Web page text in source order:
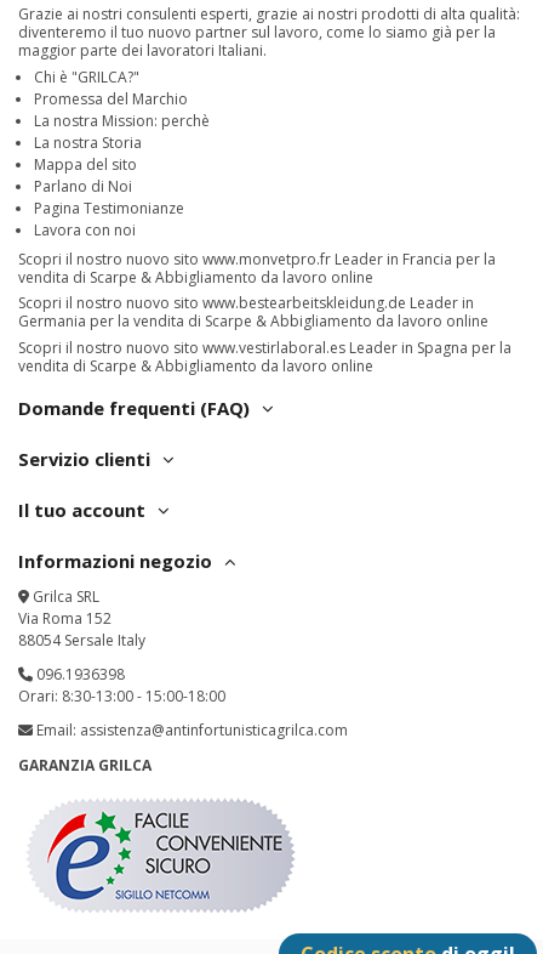
Grazie ai nostri consulenti esperti, grazie ai nostri prodotti di alta qualità:
diventeremo il tuo nuovo partner sul lavoro, come lo siamo già per la
maggior parte dei lavoratori Italiani.
Chi è "GRILCA?"
Promessa del Marchio
La nostra Mission: perchè
La nostra Storia
Mappa del sito
Parlano di Noi
Pagina Testimonianze
Lavora con noi
Scopri il nostro nuovo sito www.monvetpro.fr Leader in Francia per la
vendita di Scarpe & Abbigliamento da lavoro online
Scopri il nostro nuovo sito www.bestearbeitskleidung.de Leader in
Germania per la vendita di Scarpe & Abbigliamento da lavoro online
Scopri il nostro nuovo sito www.vestirlaboral.es Leader in Spagna per la
vendita di Scarpe & Abbigliamento da lavoro online
Domande frequenti (FAQ)
Servizio clienti
Il tuo account
Informazioni negozio
Grilca SRL
Via Roma 152
88054 Sersale Italy
096.1936398
Orari: 8:30-13:00 - 15:00-18:00
Email: assistenza@antinfortunisticagrilca.com
GARANZIA GRILCA